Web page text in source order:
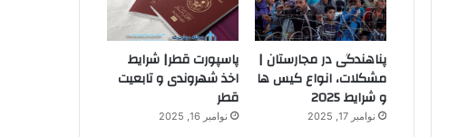
پناهندگی در مجارستان |
مشکلات، انواع کیس ها
و شرایط 2025
نوامبر 17, 2025
پاسپورت قطر| شرایط
اخذ شهروندی و تابعیت
قطر
نوامبر 16, 2025